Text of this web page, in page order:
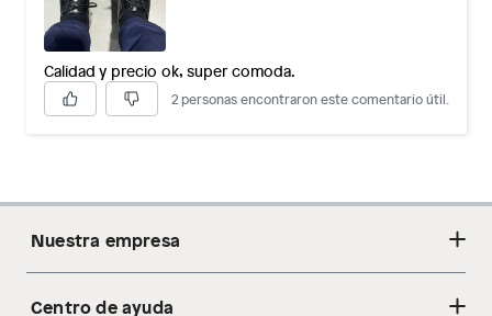
Calidad y precio ok, super comoda.
2 personas encontraron este comentario útil.
Nuestra empresa
Acerca de nosotros
Centro de ayuda